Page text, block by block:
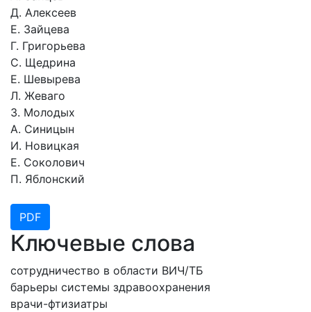
Д. Алексеев
Е. Зайцева
Г. Григорьева
С. Щедрина
Е. Шевырева
Л. Жеваго
З. Молодых
А. Синицын
И. Новицкая
Е. Соколович
П. Яблонский
PDF
Ключевые слова
сотрудничество в области ВИЧ/ТБ
барьеры системы здравоохранения
врачи-фтизиатры